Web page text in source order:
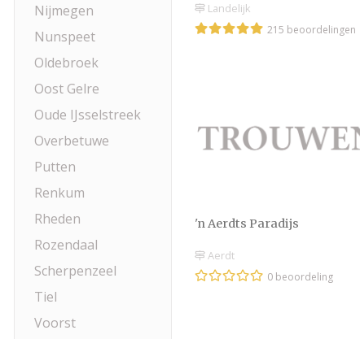
Nijmegen
Nunspeet
Oldebroek
Oost Gelre
Oude IJsselstreek
Overbetuwe
Putten
Renkum
Rheden
Rozendaal
Scherpenzeel
Tiel
Voorst
Landelijk
215 beoordelingen
'n Aerdts Paradijs
Aerdt
0 beoordeling